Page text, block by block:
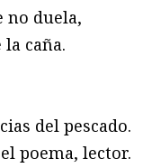
no duela,
caña.
del pescado.
poema, lector.